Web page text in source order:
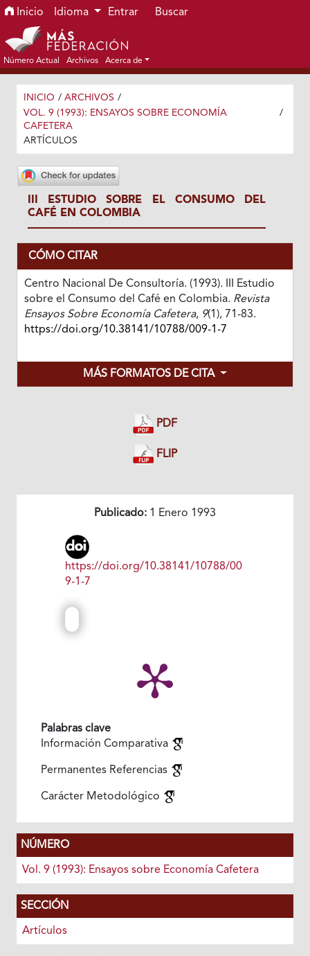
Ir al menú de navegación principal
Ir al contenido principal
Ir al pie de página del sitio
Inicio Idioma Entrar Buscar
Número Actual Archivos Acerca de
INICIO / ARCHIVOS /
VOL. 9 (1993): ENSAYOS SOBRE ECONOMÍA
CAFETERA
/
ARTÍCULOS
III ESTUDIO SOBRE EL CONSUMO DEL
CAFÉ EN COLOMBIA
CÓMO CITAR
Centro Nacional De Consultoría. (1993). III Estudio
sobre el Consumo del Café en Colombia. Revista
Ensayos Sobre Economía Cafetera, 9(1), 71-83.
https://doi.org/10.38141/10788/009-1-7
MÁS FORMATOS DE CITA
PDF
FLIP
Publicado: 1 Enero 1993
https://doi.org/10.38141/10788/00
9-1-7
Palabras clave
Información Comparativa
Permanentes Referencias
Carácter Metodológico
NÚMERO
Vol. 9 (1993): Ensayos sobre Economía Cafetera
SECCIÓN
Artículos